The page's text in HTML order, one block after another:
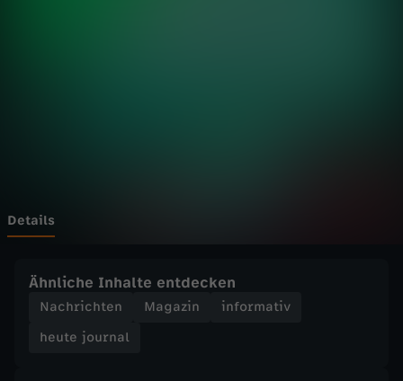
-
G
r
Details
Ähnliche Inhalte entdecken
Nachrichten Magazin
informativ
heute journal